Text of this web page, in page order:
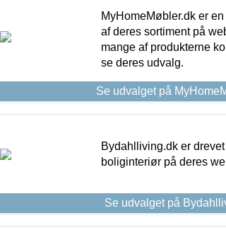
MyHomeMøbler.dk er
af deres sortiment på
mange af produkterne
se deres udvalg.
Se udvalget på
Bydahlliving.dk er
boliginteriør på deres
Se udvalget på